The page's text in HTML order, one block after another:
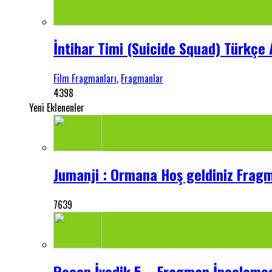
İntihar Timi (Suicide Squad) Türkçe
Film Fragmanları, Fragmanlar
4398
Yeni Eklenenler
Jumanji : Ormana Hoş geldiniz
7639